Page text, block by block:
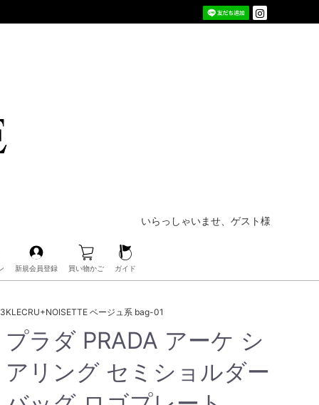
いらっしゃいませ、ゲスト様
新規会員登録 買い物かご ガイド
ベージュ系 bag-01
プラダ PRADA アーケ シ
アリング セミショルダー